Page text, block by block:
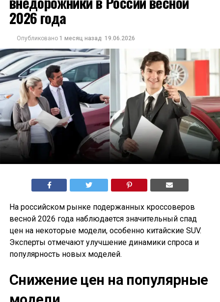
2026 года
Опубликовано 1 месяц назад 19.06.2026
На российском рынке подержанных кроссоверов
весной 2026 года наблюдается значительный спад
цен на некоторые модели, особенно китайские SUV.
Эксперты отмечают улучшение динамики спроса и
популярность новых моделей.
Снижение цен на популярные